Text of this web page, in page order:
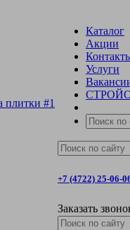
Каталог
Акции
Услуги
+7 (4722) 25-06-
Заказать